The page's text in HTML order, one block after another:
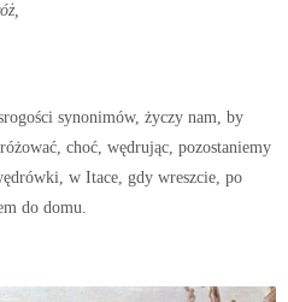
synonimów, życzy nam, by
choć, wędrując, pozostaniemy
w Itace, gdy wreszcie, po
do domu.